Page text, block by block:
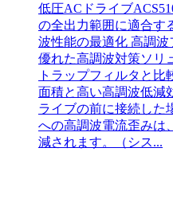
低圧ACドライブ
の全出力範囲に適合す
波性能の最適化 高調
優れた高調波対策ソリ
トラップフィルタと比
面積と高い高調波低減
ライブの前に接続した
への高調波電流歪みは
減されます。（シス...